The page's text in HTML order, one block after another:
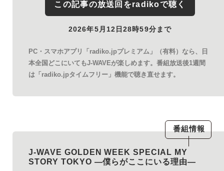
この記事の放送回をradikoで聴く
2026年5月12日28時59分まで
PC・スマホアプリ「radiko.jpプレミアム」（有料）なら、日
本全国どこにいてもJ-WAVEが楽しめます。番組放送後1週間
は「radiko.jpタイムフリー」機能で聴き直せます。
番組情報
J-WAVE GOLDEN WEEK SPECIAL MY
STORY TOKYO ―僕らがここにいる理由―